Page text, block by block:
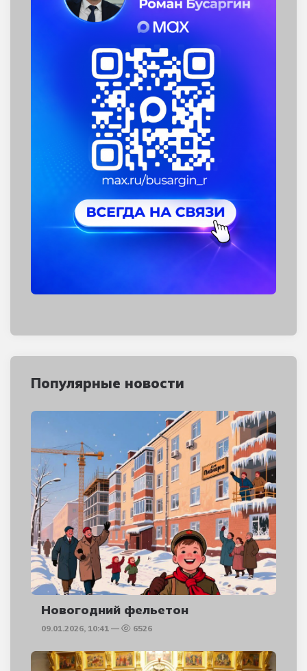
Популярные новости
Новогодний фельетон
09.01.2026, 10:41 6526